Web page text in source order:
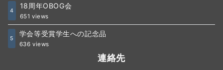
4
18周年OBOG会
651 views
5
学会等受賞学生への記念品
636 views
連絡先